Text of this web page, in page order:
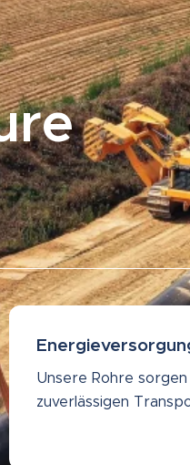
Unsere Rohre
zuverlässigen